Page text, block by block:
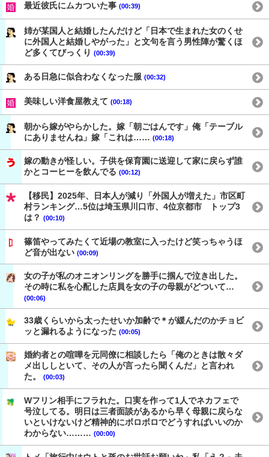
最近彼氏にムカついた事 (00:39)
姉が某国人と結婚したんだけど「日本で生まれた女のくせ
に外国人と結婚しやがった」と文句を言う男性陣が驚くほ
ど多くてびっくり (00:39)
ある日急に似合わなくなった服 (00:32)
美味しい洋食屋教えて (00:18)
朝から嫁がやらかした。嫁「朝ごはんです」俺「テーブル
にありませんね」嫁「これは…… (00:18)
嫁の動きが怪しい。子供を保育園に送迎して家に戻らず誰
かとコーヒーを飲んでる (00:12)
【移民】2025年、日本人が減り「外国人が増えた」市区町
村ランキング…5位は埼玉県川口市、4位京都市 トップ3
は？ (00:10)
篠笛やってみたくて近場の教室に入ったけど笑っちゃうほ
ど音が出ない (00:09)
女の子が私のオニオンリングを勝手に掴んで泣き出した。
その時に私を心配した店員を女の子の母親がどついて…
(00:06)
33歳くらいから太ったせいか加齢で＊が緩んだのかチョビ
ッと漏れるようになった (00:05)
婚約者との喧嘩を元同僚に相談したら「俺のときは散々ダ
メ出ししといて、その人が言ったら聞くんだ」と言われ
た。
(00:03)
Wフリン相手にフラれた。口実を作って1人でネカフェで
号泣してる。明日は三者面談があるから早く母親に戻らな
いといけないけど精神的にボロボロでどうすればいいのか
わからない……… (00:00)